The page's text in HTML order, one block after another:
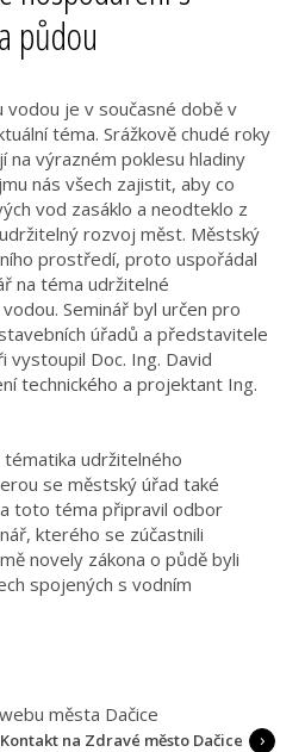
půdou
je v současné době v
téma. Srážkově chudé roky
výrazném poklesu hladiny
nás všech zajistit, aby co
vod zasáklo a neodteklo z
rozvoj měst. Městský
prostředí, proto uspořádal
na téma udržitelné
Seminář byl určen pro
úřadů a představitele
vystoupil Doc. Ing. David
technického a projektant Ing.
udržitelného
se městský úřad také
toto téma připravil odbor
kterého se zúčastnili
novely zákona o půdě byli
spojených s vodním
města Dačice
Kontakt na Zdravé město Dačice